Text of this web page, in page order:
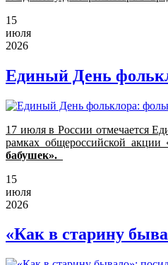
15
июля
2026
Единый День
17 июля в России отмечается
рамках общероссийской акции
бабушек».
15
июля
2026
«Как в старину